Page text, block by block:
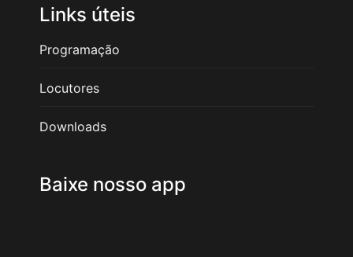
Links úteis
Programação
Locutores
Downloads
Baixe nosso app